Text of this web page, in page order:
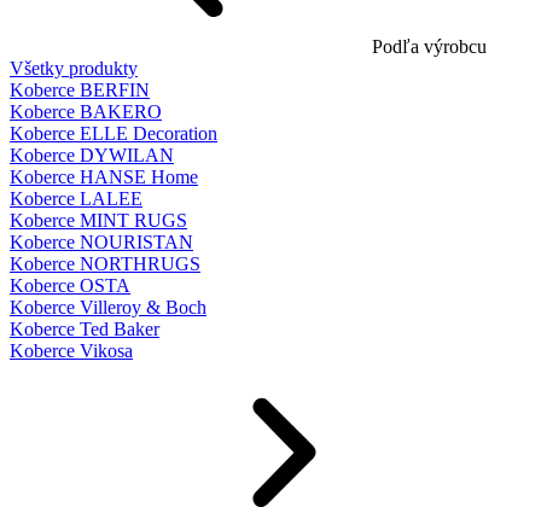
Podľa výrobcu
Všetky produkty
Koberce BERFIN
Koberce BAKERO
Koberce ELLE Decoration
Koberce DYWILAN
Koberce HANSE Home
Koberce LALEE
Koberce MINT RUGS
Koberce NOURISTAN
Koberce NORTHRUGS
Koberce OSTA
Koberce Villeroy & Boch
Koberce Ted Baker
Koberce Vikosa